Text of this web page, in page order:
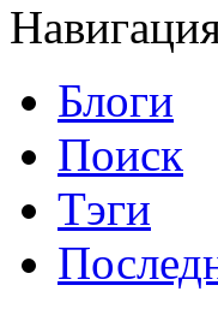
Блоги
Поиск
Тэги